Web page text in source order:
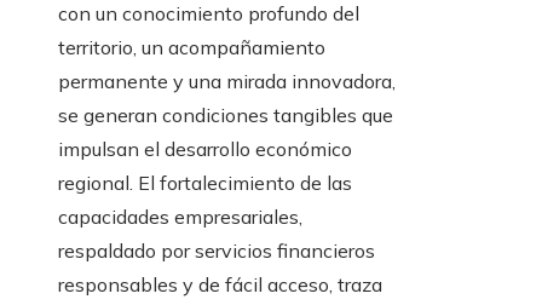
con un conocimiento profundo del
territorio, un acompañamiento
permanente y una mirada innovadora,
se generan condiciones tangibles que
impulsan el desarrollo económico
regional. El fortalecimiento de las
capacidades empresariales,
respaldado por servicios financieros
responsables y de fácil acceso, traza